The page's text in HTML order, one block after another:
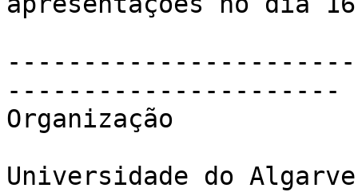
----------------------
Organização
Universidade do Algarve